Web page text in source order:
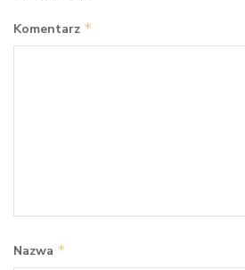
Komentarz *
Nazwa *